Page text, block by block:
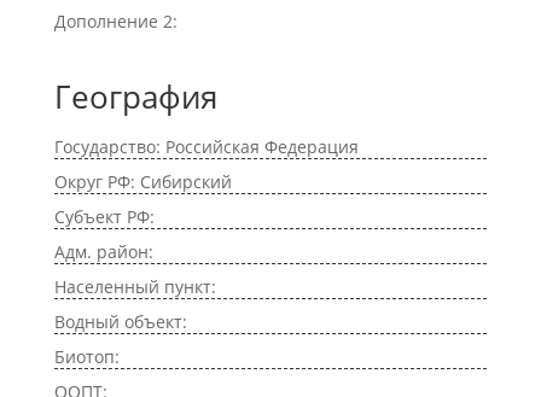
Дополнение 2:
География
Государство: Российская Федерация
Округ РФ: Сибирский
Субъект РФ:
Адм. район:
Населенный пункт:
Водный объект:
Биотоп:
ООПТ: